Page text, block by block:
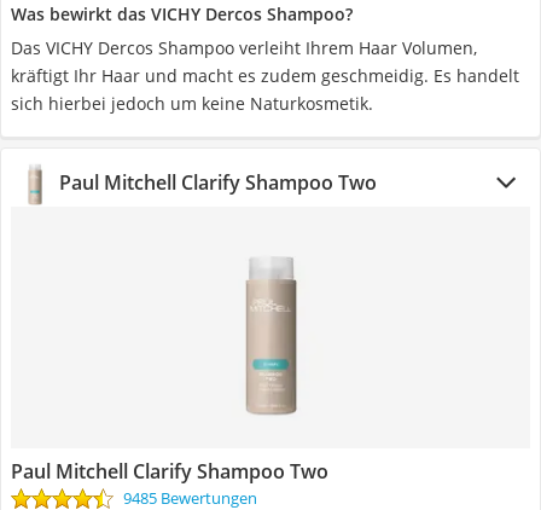
Was bewirkt das VICHY Dercos Shampoo?
Das VICHY Dercos Shampoo verleiht Ihrem Haar Volumen,
kräftigt Ihr Haar und macht es zudem geschmeidig. Es handelt
sich hierbei jedoch um keine Naturkosmetik.
Paul Mitchell Clarify Shampoo Two
Paul Mitchell Clarify Shampoo Two
9485 Bewertungen